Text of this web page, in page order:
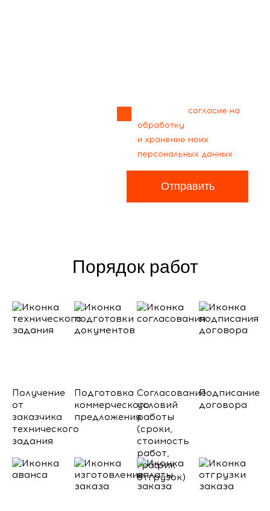
согласие на
обработку
и хранение моих
персональных данных
Отправить
Порядок работ
Получение
от
заказчика
технического
задания
Подготовка
коммерческого
предложения
Согласование
условий
работы
(сроки,
стоимость
работ,
график
отгрузок)
Подписание
договора